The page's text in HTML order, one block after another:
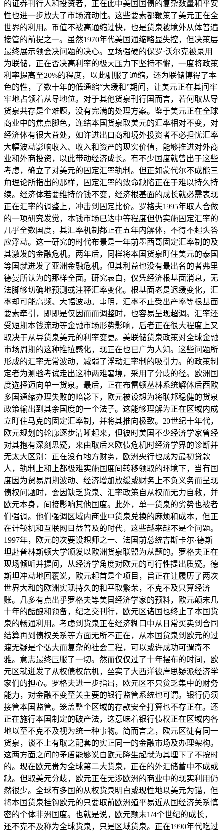
的证券刊行人和投资者，正在此中美国国债的复杂数量和平安
性也进一步放大了市场流动性。这些要素都鞭策了美元正在全
世界的利用。币值不被高通缩过快，也是货泉被境外从体普遍
接管的前提之一。虽然1970年代美国通缩略显失控，但决策层
最终展示领会决问题的决心。立场强硬的保罗·沃尔克被录用
为联储，正在否决高利率的极大压力下坚持不懈，一度将政策
利率提高至20%的程度，以此驯服了通缩，还为联储博得了本
色的性，了数十年的低通缩“大缓和”期间，让美元正在其间牢
牢地占领着从导地位。对于其他货泉刊行国而言，若何取从导
货泉共存是个难题，没有完满的处理方案。鉴于美元正在全球
商业中的焦点脚色，连结本国货泉取美元的汇率相对不变，对
经济体有很大益处，如许进出口商和境外投资者不必担忧汇率
大幅波动影响收入、收入和资产的现实价值，能够推进对外商
业和外商投资，以此带动经济成长。有不少国度就曾出于这些
考虑，确立了对美元的固定汇率轨制。但正如蒙代尔不成能三
角理论所指出的那样，固定汇率的致命缺陷正在于难以持久持
续。经济体若要维持价钱不变，经济根基面的成长就必需表现
正在汇率的调整上，冲击到固定比价。罗格夫1995年取人合做
的一项研究发觉，本钱市场已达中等程度但仍实施固定汇率的
几乎全数国度，其汇率机制都正在五年内解体，不得不起头答
应浮动。这一研究的时代布景是一年前墨西哥固定汇率制的及
其激发的金融危机。两年后，同样将本国货泉盯住美元的泰国
等国就迸发了亚洲金融危机。但其利益也没有最出名的者弗里
德曼所认为的那样全面。研究表白，仅凭经济根基面消息，无
法脚够切确地预测或注释汇率变化。根基面老是迟缓变化，汇
率却可能高频、大幅波动。事明，汇率不止受出产率等根基面
要素牵引，即即是仅因而而调整时，也容易呈现超调。汇率还
受短期本钱流动等金融市场形势影响，后者正在很大程度上又
取决于从导货泉美元的利率变更。美联储货泉政策对全球金融
市场周期的这种推拉感化，现正在也已广为人知。这些问题所
形成的汇率无常波动，减弱了浮动汇率制的吸引力。的政策制
定者为测验考试走出这种两难窘境，采用了分歧的径。欧洲国
度选择迈向单一货泉。最后，正在布雷顿丛林系统解体后西欧
多国通缩办理失败的暗影下，欧元被设想为将联邦稳健的货泉
政策输出到其余国度的一个法子。这能够理解为正在区域内成
立盯住马克的固定汇率制，并将其推向极致。20世纪十年代，
欧元规划的轮廓逐步清晰起来，但彼时美国不少经济学家曾经
对其抱有深刻思疑，来由取后来欧债危机时经济学界的诊断并
无太大区别：正在没有地方财务，欧洲央行也成为最初贷款
人，轨制上和上都极难实施国度间转移领取的环境下，当有国
度因为贸易周期波动、经济增加放缓或财务上不负义务而呈现
债权问题时，会因缺乏货泉、汇率政策自从权而无力自救，并
欧元本身，间接影响其他国度。此外，单一货泉的劣势也被者
们强调。他们强调区域内商业中货泉兑换的麻烦和成本，但正
在计较机和互联网日益普及的时代，这些越来越不是个问题。
1997年，欧元的次要设想师之一、法国前总统吉斯卡尔·德斯
坦赴普林斯顿大学颁发以欧洲货泉联盟为从题的。罗格夫正在
现场倾听并提问，从经济学角度对欧元的可行性提出质疑。德
斯坦冲动地回覆说，欧元起首是个项目，旨正在让履历了两次
世界大和的欧洲实现持久的和平取繁荣，不克不及只算经济
账。几多有点出乎罗格夫等美国经济学家的预料，欧元颠末几
十年的酝酿和预备，纪之交刊行，欧元区诸国也终止了本国货
泉的畅通利用。考虑到货泉正在经济糊口中从日常买卖到合同
结算再到债权关系等方面无所不正在，从本国货泉到欧元的过
渡无疑是个弘大而复杂的社会工程，可以或许成功可谓奇不
雅。意志最终压服了一切。然而仅仅过了十年摆布的时间，欧
元区就迸发了从权债权危机，坐实了大西洋彼岸思疑派经济学
家们的担心。罗格夫进一步指出，欧元区不只贫乏集中的财务
能力，对金融不变至关主要的银行监管系统也可谓。银行仍须
接管本国监管。笼盖整个区域的存款安全打算也不存正在。还
正在施行本国制定的破产法，这意味着银行债权正在区域内各
地以至不克不及视为统一种事物。简而言之，欧元区徒有同一
货泉，谈不上有取之配套的实正同一的金融市场及办理架构。
这两方面之间的矛盾能够说自欧元降生起就为其埋下了不按时
的。现在欧元贵为全球第二大货泉，正在的外汇储蓄中不成或
缺。但取美元分歧，欧元正在无涉欧洲的商业中的现实利用仍
然很少。全球有多国的从权货泉明白或现性地以美元为锚，但
将本国货泉挂钩欧元的只要取前欧洲殖平易近从国经济关系慎
密的个体非洲国度。也就是说，欧元颠末1/4个世纪的成长，
还不克不及称为全球货泉，只是区域货泉。正在1990年代吃过